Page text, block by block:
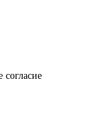
согласие